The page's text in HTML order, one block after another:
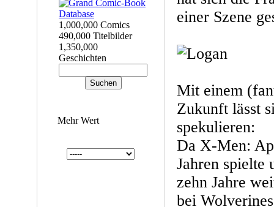
1,000,000 Comics
490,000 Titelbilder
1,350,000
Geschichten
Mehr Wert
einer Szene
Mit einem
Zukunft lässt
spekulieren:
Da X-Men:
Jahren spielte
zehn Jahre
bei